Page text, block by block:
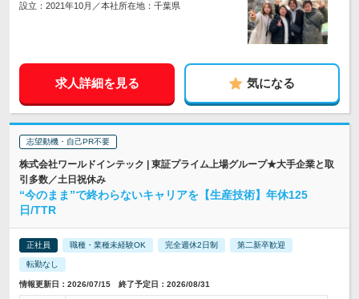
設立：2021年10月／本社所在地：千葉県
求人詳細を見る 気になる
志望動機・自己PR不要
株式会社ワールドインテック | 東証プライム上場グループ★大手企業と取
引多数／土日祝休み
“今のまま”で終わらないキャリアを【生産技術】年休125
日/TTR
正社員 職種・業種未経験OK 完全週休2日制 第二新卒歓迎
転勤なし
情報更新日：2026/07/15 終了予定日：2026/08/31